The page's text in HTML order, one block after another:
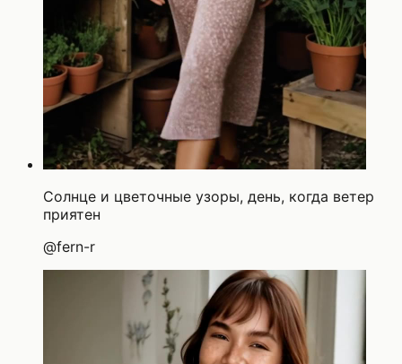
Солнце и цветочные узоры, день, когда ветер
приятен
@fern-r